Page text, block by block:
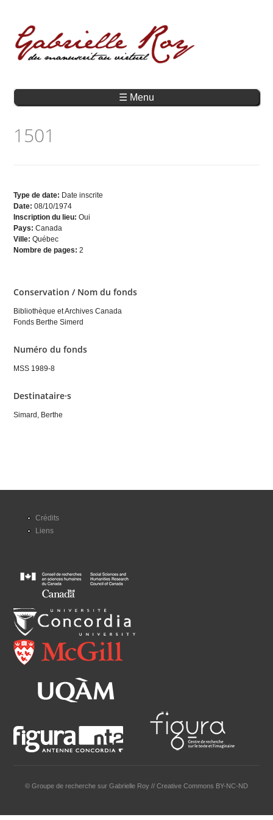
☰ Menu
1501
Type de date: Date inscrite
Date:08/10/1974
Inscription du lieu:Oui
Pays:Canada
Ville:Québec
Nombre de pages:2
Conservation / Nom du fonds
Bibliothèque et Archives Canada
Fonds Berthe Simerd
Numéro du fonds
MSS 1989-8
Destinataire·s
Simard, Berthe
Crédits
Liens
© Groupe de recherche sur Gabrielle Roy // Creative Commons BY-NC-ND